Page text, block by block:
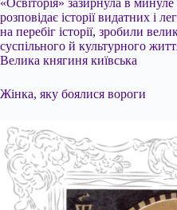
«Освіторія» зазирнула в
розповідає історії видатних і
на перебіг історії, зробили
суспільного й культурного
Велика княгиня київська
Жінка, яку боялися вороги